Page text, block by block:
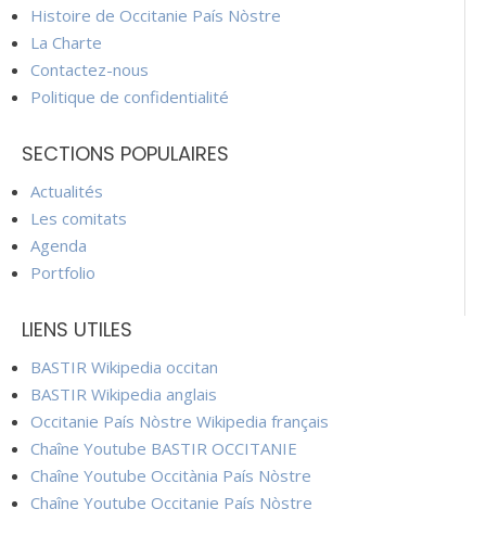
Histoire de Occitanie País Nòstre
La Charte
Contactez-nous
Politique de confidentialité
SECTIONS POPULAIRES
Actualités
Les comitats
Agenda
Portfolio
LIENS UTILES
BASTIR Wikipedia occitan
BASTIR Wikipedia anglais
Occitanie País Nòstre Wikipedia français
Chaîne Youtube BASTIR OCCITANIE
Chaîne Youtube Occitània País Nòstre
Chaîne Youtube Occitanie País Nòstre